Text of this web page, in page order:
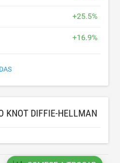
+25.5%
+16.9%
KNOT DIFFIE-HELLMAN